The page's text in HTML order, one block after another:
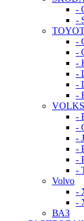
-
-
-
-
-
-
-
-
-
-
-
-
-
-
Volvo
-
-
ВАЗ